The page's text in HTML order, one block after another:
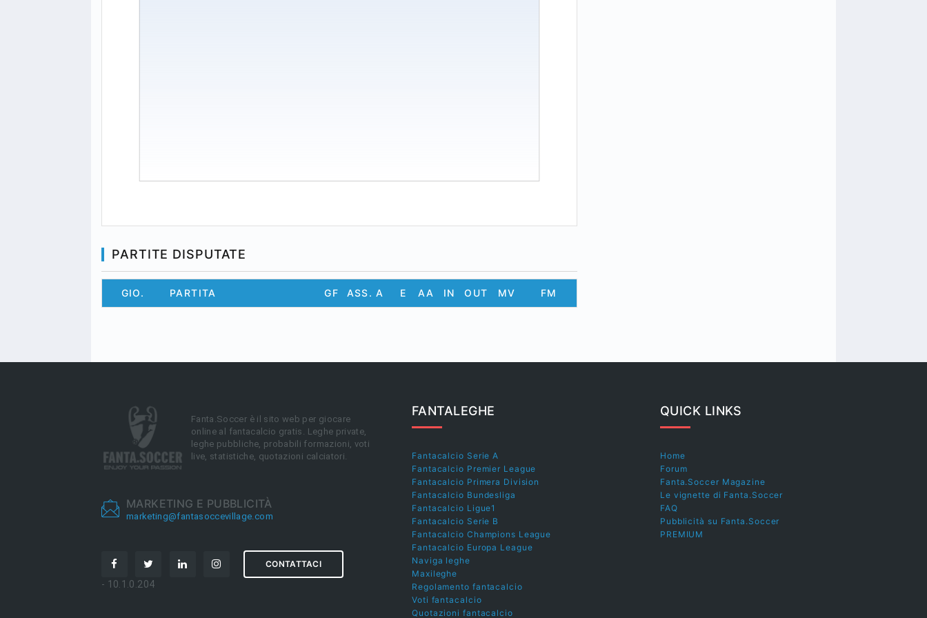
PARTITE DISPUTATE
GIO. PARTITA GF ASS. A E AA IN OUT MV FM
Fanta.Soccer è il sito web per giocare
online al fantacalcio gratis. Leghe private,
leghe pubbliche, probabili formazioni, voti
live, statistiche, quotazioni calciatori.
MARKETING E PUBBLICITÀ
marketing@fantasoccevillage.com
CONTATTACI
- 10.1.0.204
FANTALEGHE
Fantacalcio Serie A
Fantacalcio Premier League
Fantacalcio Primera Division
Fantacalcio Bundesliga
Fantacalcio Ligue1
Fantacalcio Serie B
Fantacalcio Champions League
Fantacalcio Europa League
Naviga leghe
Maxileghe
Regolamento fantacalcio
Voti fantacalcio
Quotazioni fantacalcio
QUICK LINKS
Home
Forum
Fanta.Soccer Magazine
Le vignette di Fanta.Soccer
FAQ
Pubblicità su Fanta.Soccer
PREMIUM